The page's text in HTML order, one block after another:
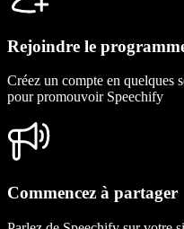
Rejoindre le
Créez un compte en quelques
pour promouvoir Speechify
Commencez à partager